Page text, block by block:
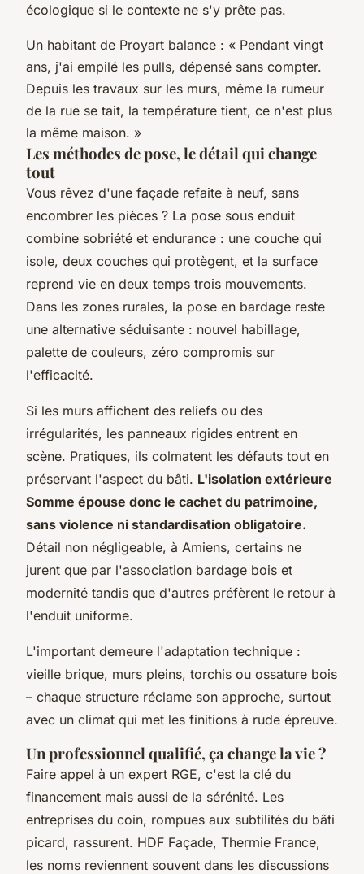
écologique si le contexte ne s'y prête pas.
Un habitant de Proyart balance : « Pendant vingt
ans, j'ai empilé les pulls, dépensé sans compter.
Depuis les travaux sur les murs, même la rumeur
de la rue se tait, la température tient, ce n'est plus
la même maison. »
Les méthodes de pose, le détail qui change
tout
Vous rêvez d'une façade refaite à neuf, sans
encombrer les pièces ? La pose sous enduit
combine sobriété et endurance : une couche qui
isole, deux couches qui protègent, et la surface
reprend vie en deux temps trois mouvements.
Dans les zones rurales, la pose en bardage reste
une alternative séduisante : nouvel habillage,
palette de couleurs, zéro compromis sur
l'efficacité.
Si les murs affichent des reliefs ou des
irrégularités, les panneaux rigides entrent en
scène. Pratiques, ils colmatent les défauts tout en
préservant l'aspect du bâti. L'isolation extérieure
Somme épouse donc le cachet du patrimoine,
sans violence ni standardisation obligatoire.
Détail non négligeable, à Amiens, certains ne
jurent que par l'association bardage bois et
modernité tandis que d'autres préfèrent le retour à
l'enduit uniforme.
L'important demeure l'adaptation technique :
vieille brique, murs pleins, torchis ou ossature bois
– chaque structure réclame son approche, surtout
avec un climat qui met les finitions à rude épreuve.
Un professionnel qualifié, ça change la vie ?
Faire appel à un expert RGE, c'est la clé du
financement mais aussi de la sérénité. Les
entreprises du coin, rompues aux subtilités du bâti
picard, rassurent. HDF Façade, Thermie France,
les noms reviennent souvent dans les discussions